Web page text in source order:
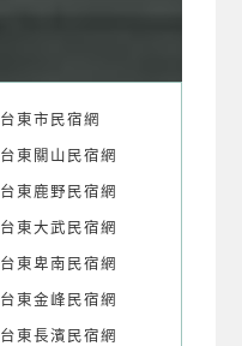
台東市民宿網
台東關山民宿網
台東鹿野民宿網
台東大武民宿網
台東卑南民宿網
台東金峰民宿網
台東長濱民宿網